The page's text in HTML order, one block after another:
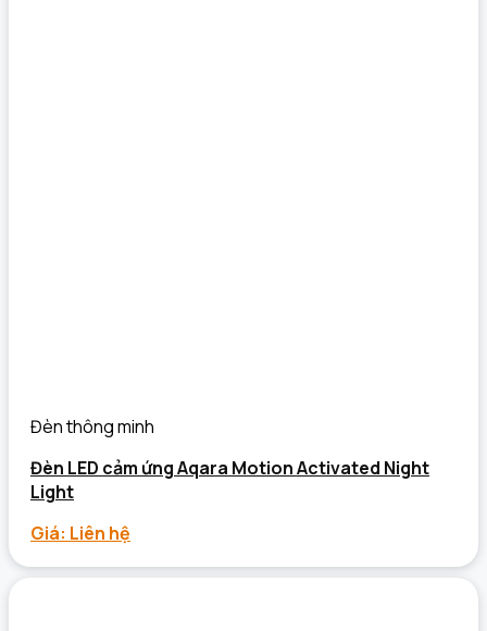
Đèn thông minh
Đèn LED cảm ứng Aqara Motion Activated Night
Light
Giá: Liên hệ